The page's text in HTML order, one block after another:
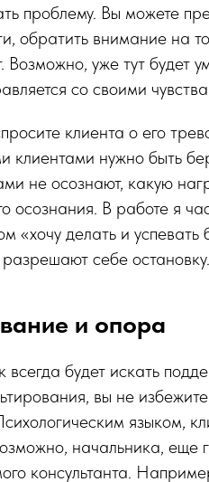
проблему. Вы можете
обратить внимание на
Возможно, уже тут будет
со своими
клиента о его
клиентами нужно быть
не осознают, какую
осознания. В работе я
«хочу делать и
себе остановку.
и опора
будет искать
вы не
языком,
начальника, еще
консультанта.